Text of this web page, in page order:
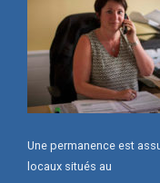
Une permanence est
locaux situés au